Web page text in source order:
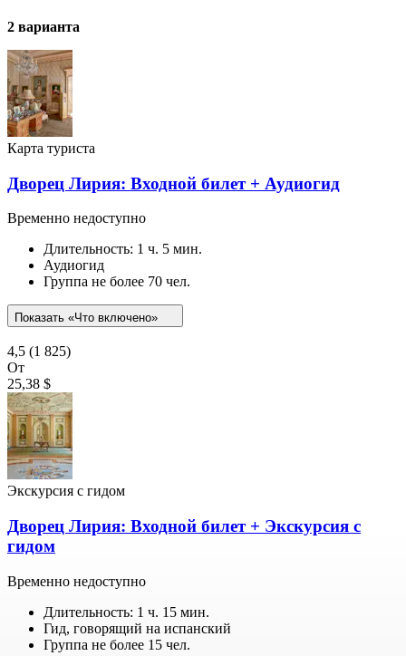
2 варианта
Карта туриста
Дворец Лирия: Входной билет + Аудиогид
Временно недоступно
Длительность: 1 ч. 5 мин.
Аудиогид
Группа не более 70 чел.
Показать «Что включено»
4,5 (1 825)
От
25,38 $
Экскурсия с гидом
Дворец Лирия: Входной билет + Экскурсия с
гидом
Временно недоступно
Длительность: 1 ч. 15 мин.
Гид, говорящий на испанский
Группа не более 15 чел.